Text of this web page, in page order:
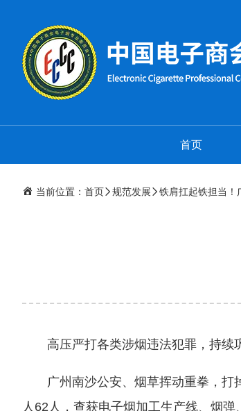
首页
当前位置： 首页 规范发展 铁肩扛起铁担当！
高压严打各类涉烟违法犯罪，持
广州南沙公安、烟草挥动重拳，
人62人，查获电子烟加工生产线、烟